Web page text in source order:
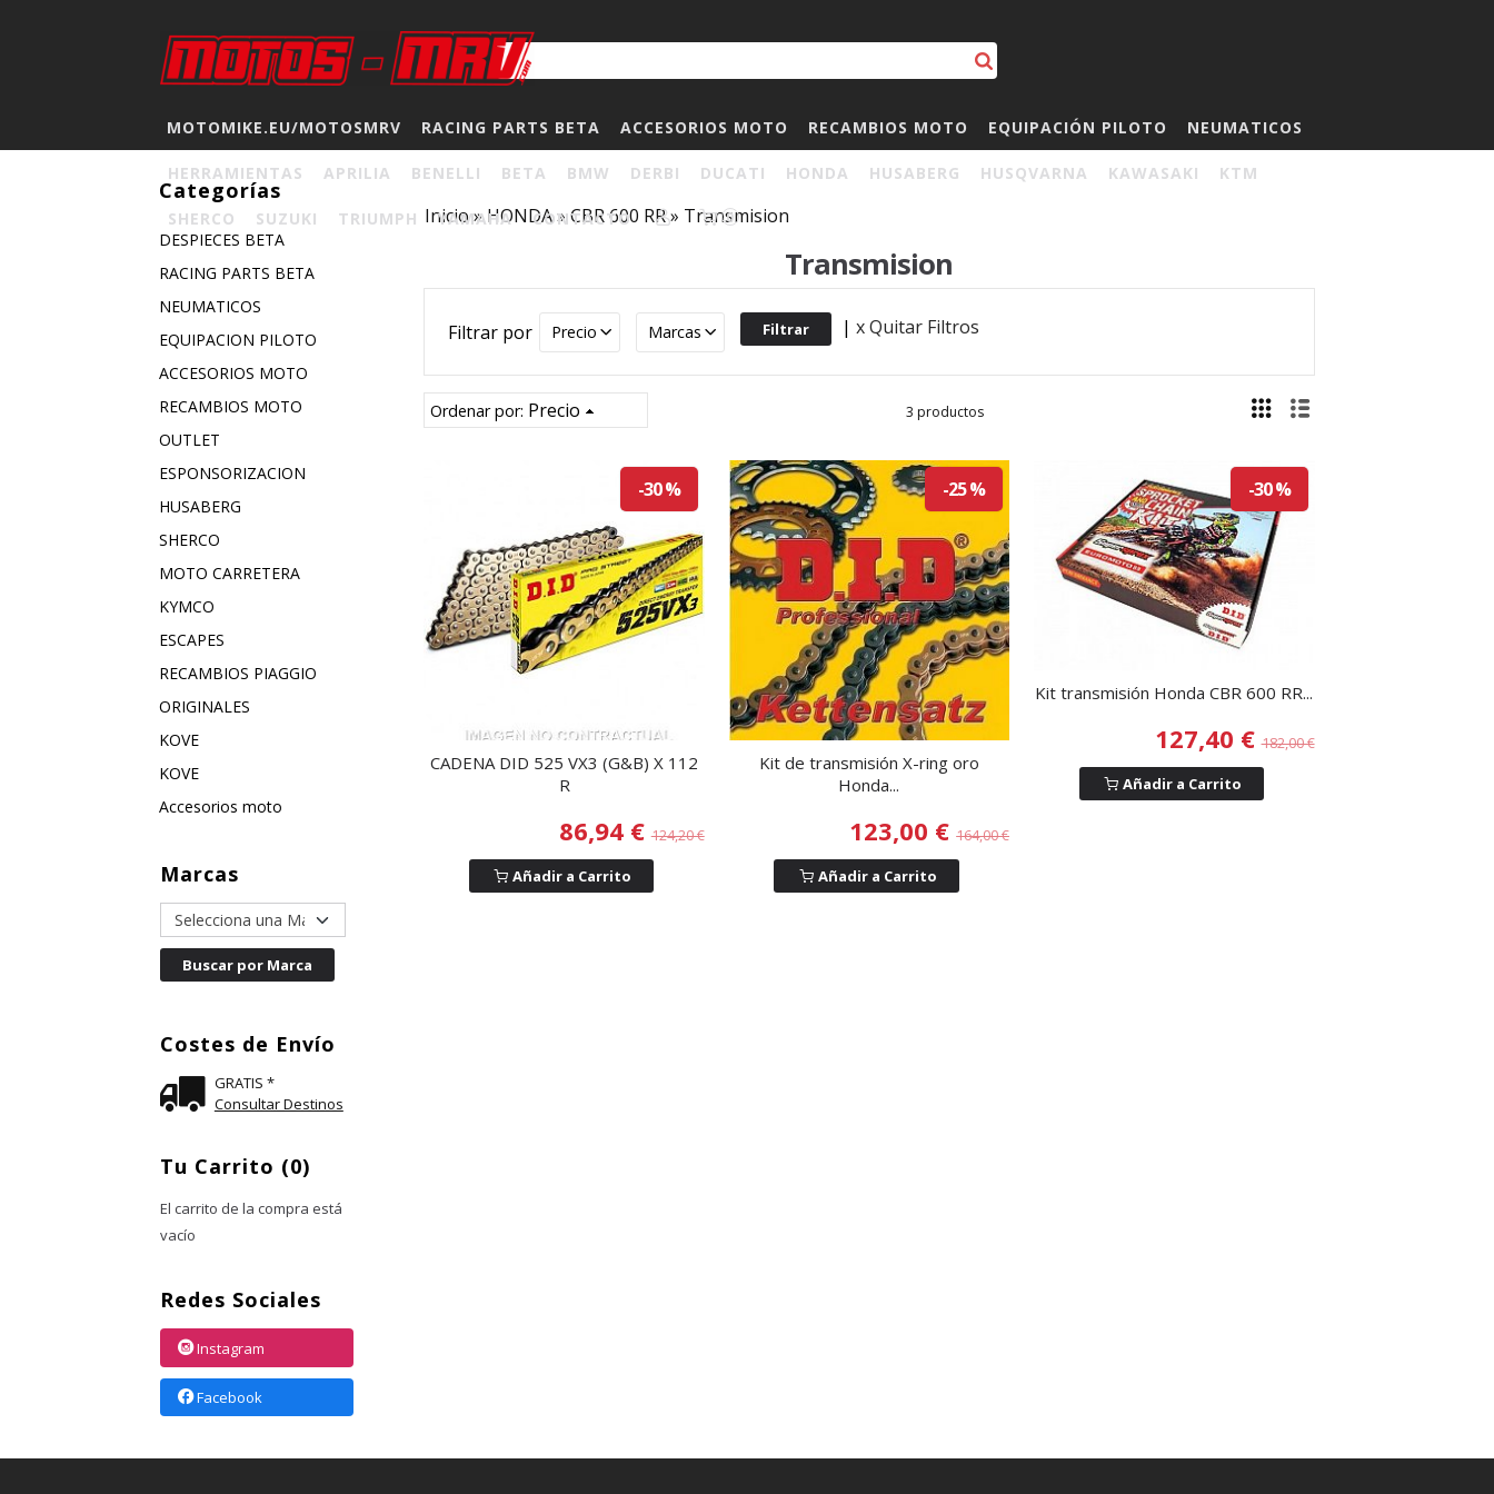
MOTOMIKE.EU/MOTOSMRV RACING PARTS BETA ACCESORIOS MOTO RECAMBIOS MOTO EQUIPACIÓN PILOTO NEUMATICOS
HERRAMIENTAS APRILIA BENELLI BETA BMW DERBI DUCATI HONDA HUSABERG HUSQVARNA KAWASAKI KTM
SHERCO SUZUKI TRIUMPH YAMAHA CONTACTO 0
Categorías
DESPIECES BETA
RACING PARTS BETA
NEUMATICOS
EQUIPACION PILOTO
ACCESORIOS MOTO
RECAMBIOS MOTO
OUTLET
ESPONSORIZACION
HUSABERG
SHERCO
MOTO CARRETERA
KYMCO
ESCAPES
RECAMBIOS PIAGGIO
ORIGINALES
KOVE
KOVE
Accesorios moto
Marcas
Costes de Envío
GRATIS *
Consultar Destinos
Tu Carrito (0)
El carrito de la compra está
vacío
Redes Sociales
Instagram
Facebook
Inicio»HONDA»CBR 600 RR» Transmision
Transmision
Filtrar por Precio Marcas | x Quitar Filtros
Ordenar por: Precio 3 productos
-30 %
CADENA DID 525 VX3 (G&B) X 112
R
86,94 €124,20 €
Añadir a Carrito
-25 %
Kit de transmisión X-ring oro
Honda...
123,00 €164,00 €
Añadir a Carrito
-30 %
Kit transmisión Honda CBR 600 RR...
127,40 €182,00 €
Añadir a Carrito